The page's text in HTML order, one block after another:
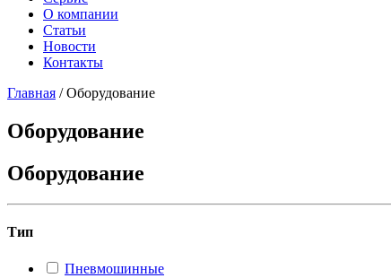
О компании
Статьи
Новости
Контакты
Главная /Оборудование
Оборудование
Оборудование
Тип
Пневмошинные